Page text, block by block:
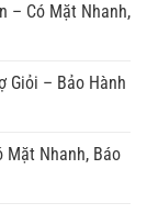
– Có Mặt Nhanh,
Giỏi – Bảo Hành
Mặt Nhanh, Báo